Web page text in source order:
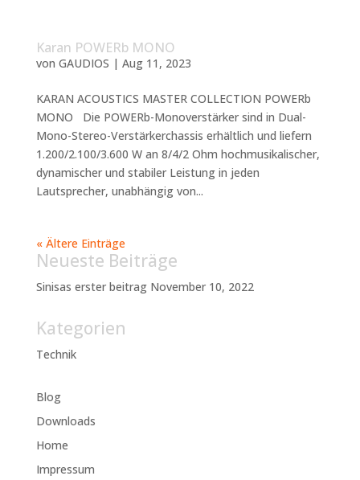
Karan POWERb MONO
von GAUDIOS | Aug 11, 2023
KARAN ACOUSTICS MASTER COLLECTION POWERb
MONO Die POWERb-Monoverstärker sind in Dual-
Mono-Stereo-Verstärkerchassis erhältlich und liefern
1.200/2.100/3.600 W an 8/4/2 Ohm hochmusikalischer,
dynamischer und stabiler Leistung in jeden
Lautsprecher, unabhängig von...
« Ältere Einträge
Neueste Beiträge
Sinisas erster beitrag November 10, 2022
Kategorien
Technik
Blog
Downloads
Home
Impressum